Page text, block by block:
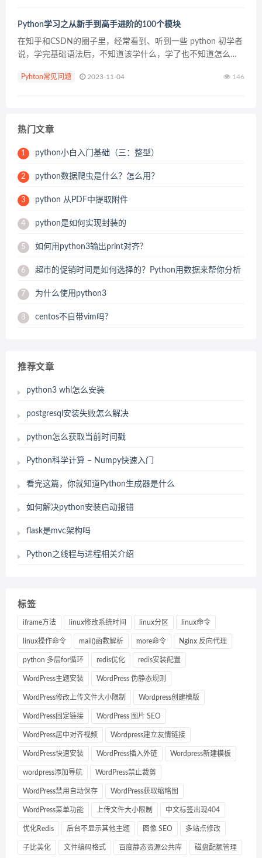
Python学习之从新手到高手进阶的100个模块
在知乎和CSDN的圈子里，经常看到、听到一些 python 初学者
说，学完基础语法后，不知道该学什么，学了也不知道怎么
目叫做《迷思：Python 学到什么程度可以面...
Pyhton常见问题 2023-11-04 146
热门文章
1 python小白入门基础（三：整型）
2 python数据爬虫是什么？怎么用？
3 python 从PDF中提取附件
4 python是如何实现封装的
5 如何用python3输出print对齐?
6 超市的促销时间是如何选择的？Python用数据来帮你分析
7 为什么使用python3
8 centos不自带vim吗?
推荐文章
python3 whl怎么安装
postgresql安装失败怎么解决
python怎么获取当前时间戳
Python科学计算 – Numpy快速入门
看完这篇，你就知道Python生成器是什么
如何解决python安装启动报错
flask是mvc架构吗
Python之线程与进程相关介绍
标签
iframe方法 linux修改系统时间 linux分区 linux命令
linux操作命令 mail()函数解析 more命令 Nginx 反向代理
python 多层for循环 redis优化 redis安装配置
WordPress主题安装 WordPress 伪静态规则
WordPress修改上传文件大小限制 Wordpress创建模版
WordPress固定链接 WordPress 图片 SEO
WordPress居中对齐视频 Wordpress建立友情链接
WordPress快速安装 WordPress插入外链 Wordpress新建模板
wordpress添加导航 WordPress禁止裁剪
WordPress禁用自动保存 WordPress获取缩略图
WordPress菜单功能 上传文件大小限制 中文标签出现404
优化Redis 后台不显示其他主题 图像 SEO 多站点修改
子比美化 文件编码格式 百度静态资源公共库 磁盘配额管理